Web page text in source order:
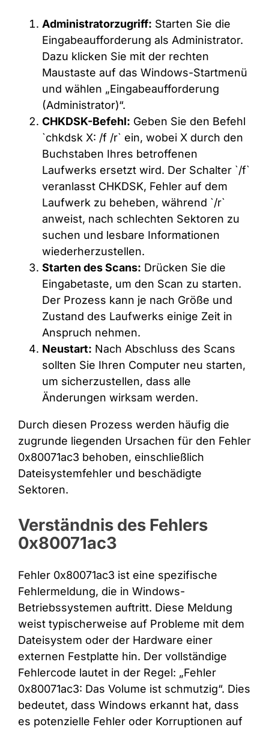
Administratorzugriff: Starten Sie die
Eingabeaufforderung als Administrator.
Dazu klicken Sie mit der rechten
Maustaste auf das Windows-Startmenü
und wählen „Eingabeaufforderung
(Administrator)“.
CHKDSK-Befehl: Geben Sie den Befehl
`chkdsk X: /f /r` ein, wobei X durch den
Buchstaben Ihres betroffenen
Laufwerks ersetzt wird. Der Schalter `/f`
veranlasst CHKDSK, Fehler auf dem
Laufwerk zu beheben, während `/r`
anweist, nach schlechten Sektoren zu
suchen und lesbare Informationen
wiederherzustellen.
Starten des Scans: Drücken Sie die
Eingabetaste, um den Scan zu starten.
Der Prozess kann je nach Größe und
Zustand des Laufwerks einige Zeit in
Anspruch nehmen.
Neustart: Nach Abschluss des Scans
sollten Sie Ihren Computer neu starten,
um sicherzustellen, dass alle
Änderungen wirksam werden.
Durch diesen Prozess werden häufig die
zugrunde liegenden Ursachen für den Fehler
0x80071ac3 behoben, einschließlich
Dateisystemfehler und beschädigte
Sektoren.
Verständnis des Fehlers
0x80071ac3
Fehler 0x80071ac3 ist eine spezifische
Fehlermeldung, die in Windows-
Betriebssystemen auftritt. Diese Meldung
weist typischerweise auf Probleme mit dem
Dateisystem oder der Hardware einer
externen Festplatte hin. Der vollständige
Fehlercode lautet in der Regel: „Fehler
0x80071ac3: Das Volume ist schmutzig“. Dies
bedeutet, dass Windows erkannt hat, dass
es potenzielle Fehler oder Korruptionen auf